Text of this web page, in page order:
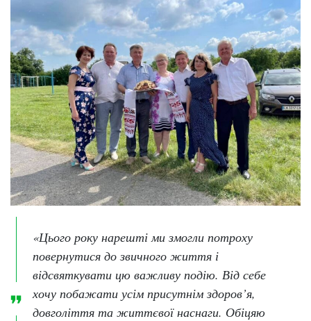
«Цього року нарешті ми змогли потроху
повернутися до звичного життя і
відсвяткувати цю важливу подію. Від себе
хочу побажати усім присутнім здоров’я,
довголіття та життєвої наснаги. Обіцяю